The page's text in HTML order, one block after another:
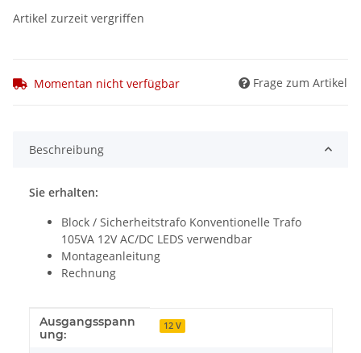
Artikel zurzeit vergriffen
Momentan nicht verfügbar Frage zum Artikel
Beschreibung
Sie erhalten:
Block / Sicherheitstrafo Konventionelle Trafo
105VA 12V AC/DC LEDS verwendbar
Montageanleitung
Rechnung
Produkteigenschaft
Wert
Ausgangsspann
ung:
12 V